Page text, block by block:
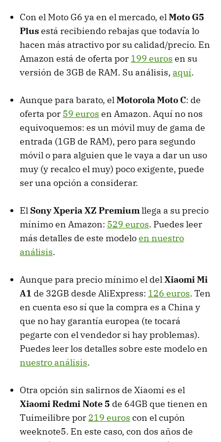
Con el Moto G6 ya en el mercado, elMoto G5
Plusestá recibiendo rebajas que todavía lo
hacen más atractivo por su calidad/precio. En
Amazon está de oferta por 199 euros en su
versión de 3GB de RAM. Su análisis, aquí.
Aunque para barato, elMotorola Moto C: de
oferta por 59 euros en Amazon. Aquí no nos
equivoquemos: es un móvil muy de gama de
entrada (1GB de RAM), pero para segundo
móvil o para alguien que le vaya a dar un uso
muy (y recalco el muy) poco exigente, puede
ser una opción a considerar.
El Sony Xperia XZ Premiumllega a su precio
mínimo en Amazon: 529 euros. Puedes leer
más detalles de este modeloen nuestro
análisis.
Aunque para precio mínimo el delXiaomi Mi
A1 de 32GB desde AliExpress: 126 euros. Ten
en cuenta eso sí que la compra es a China y
que no hay garantía europea (te tocará
pegarte con el vendedor si hay problemas).
Puedes leer los detalles sobre este modelo en
nuestro análisis.
Otra opción sin salirnos de Xiaomi es el
Xiaomi Redmi Note 5 de 64GB que tienen en
Tuimeilibre por 219 euros con el cupón
weeknote5. En este caso, con dos años de